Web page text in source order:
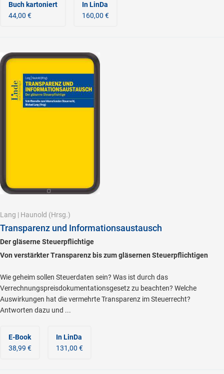
Buch kartoniert
44,00 €
In LinDa
160,00 €
Lang | Haunold (Hrsg.)
Transparenz und Informationsaustausch
Der gläserne Steuerpflichtige
Von verstärkter Transparenz bis zum gläsernen Steuerpflichtigen
Wie geheim sollen Steuerdaten sein? Was ist durch das
Verrechnungspreisdokumentationsgesetz zu beachten? Welche
Auswirkungen hat die vermehrte Transparenz im Steuerrecht?
Antworten dazu und ...
E-Book
38,99 €
In LinDa
131,00 €